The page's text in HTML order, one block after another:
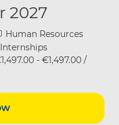
2027
Human Resources
Internships
- €1,497.00 /